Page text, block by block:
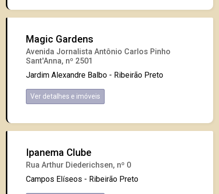
Magic Gardens
Avenida Jornalista Antônio Carlos Pinho
Sant'Anna, nº 2501
Jardim Alexandre Balbo - Ribeirão Preto
Ver detalhes e imóveis
Ipanema Clube
Rua Arthur Diederichsen, nº 0
Campos Elíseos - Ribeirão Preto